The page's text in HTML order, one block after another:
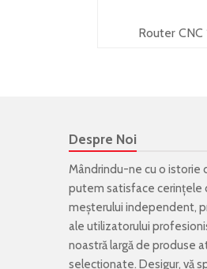
Router CNC
Despre Noi
Mândrindu-ne cu o istorie
putem satisface cerințele
meșterului independent,
ale utilizatorului
noastră largă de produse
selecționate. Desigur, vă